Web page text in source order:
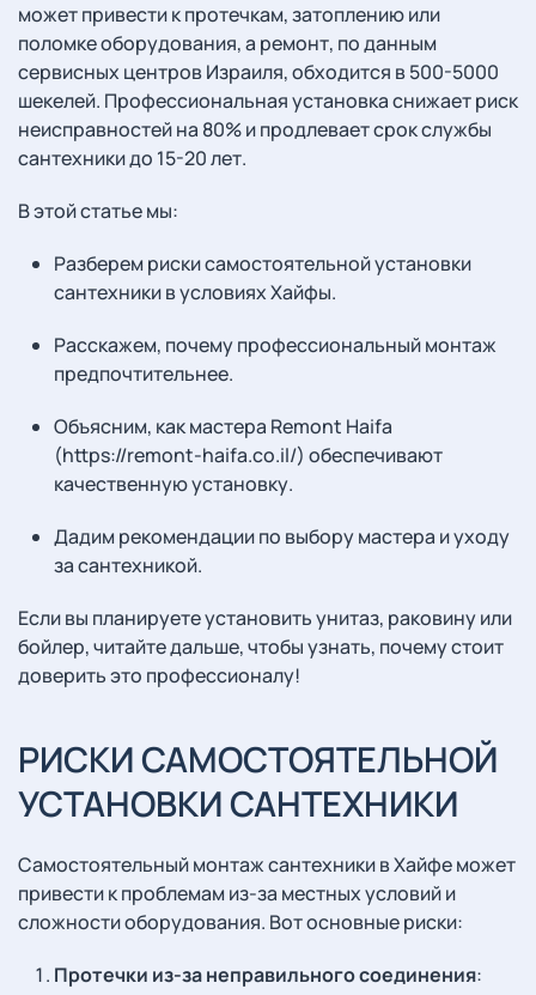
может привести к протечкам, затоплению или
поломке оборудования, а ремонт, по данным
сервисных центров Израиля, обходится в 500-5000
шекелей. Профессиональная установка снижает риск
неисправностей на 80% и продлевает срок службы
сантехники до 15-20 лет.
В этой статье мы:
Разберем риски самостоятельной установки
сантехники в условиях Хайфы.
Расскажем, почему профессиональный монтаж
предпочтительнее.
Объясним, как мастера Remont Haifa
(https://remont-haifa.co.il/) обеспечивают
качественную установку.
Дадим рекомендации по выбору мастера и уходу
за сантехникой.
Если вы планируете установить унитаз, раковину или
бойлер, читайте дальше, чтобы узнать, почему стоит
доверить это профессионалу!
РИСКИ САМОСТОЯТЕЛЬНОЙ
УСТАНОВКИ САНТЕХНИКИ
Самостоятельный монтаж сантехники в Хайфе может
привести к проблемам из-за местных условий и
сложности оборудования. Вот основные риски:
Протечки из-за неправильного соединения: